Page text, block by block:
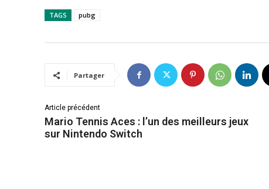
TAGS pubg
Partager
Article précédent
Mario Tennis Aces : l’un des meilleurs jeux
sur Nintendo Switch